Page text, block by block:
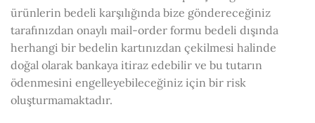
ürünlerin bedeli karşılığında bize göndereceğiniz
tarafınızdan onaylı mail-order formu bedeli dışında
herhangi bir bedelin kartınızdan çekilmesi halinde
doğal olarak bankaya itiraz edebilir ve bu tutarın
ödenmesini engelleyebileceğiniz için bir risk
oluşturmamaktadır.